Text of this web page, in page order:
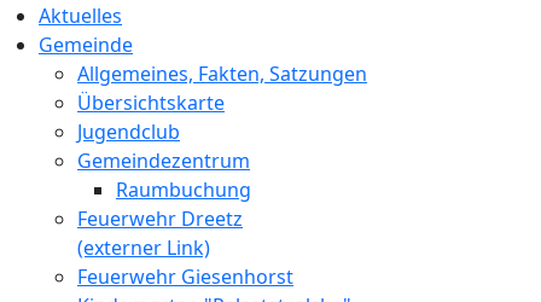
Aktuelles
Gemeinde
Allgemeines, Fakten, Satzungen
Übersichtskarte
Jugendclub
Gemeindezentrum
Raumbuchung
Feuerwehr Dreetz
(externer Link)
Feuerwehr Giesenhorst